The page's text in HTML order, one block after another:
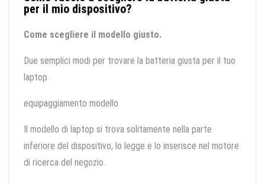
per il mio dispositivo?
Come scegliere il modello giusto.
Due semplici modi per trovare la batteria giusta per il tuo
laptop.
equipaggiamento modello
Il modello di laptop si trova solitamente nella parte
inferiore del dispositivo, lo legge e lo inserisce nel motore
di ricerca del negozio.